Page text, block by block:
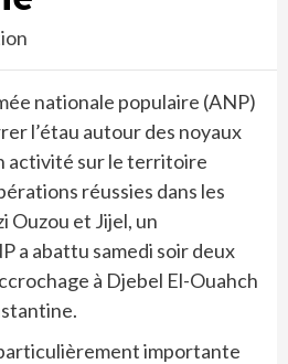
nationale populaire (ANP)
l’étau autour des noyaux
activité sur le territoire
réussies dans les
Ouzou et Jijel, un
a abattu samedi soir deux
à Djebel El-Ouahch
importante